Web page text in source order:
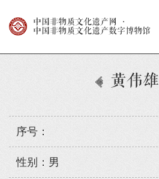
中国非物质文化遗产网
·
中国非物质文化遗产数字博物馆
黄伟雄
序号：
性别：男